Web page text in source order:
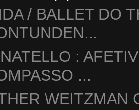
/ BALLET DO
:
...
WEITZMAN